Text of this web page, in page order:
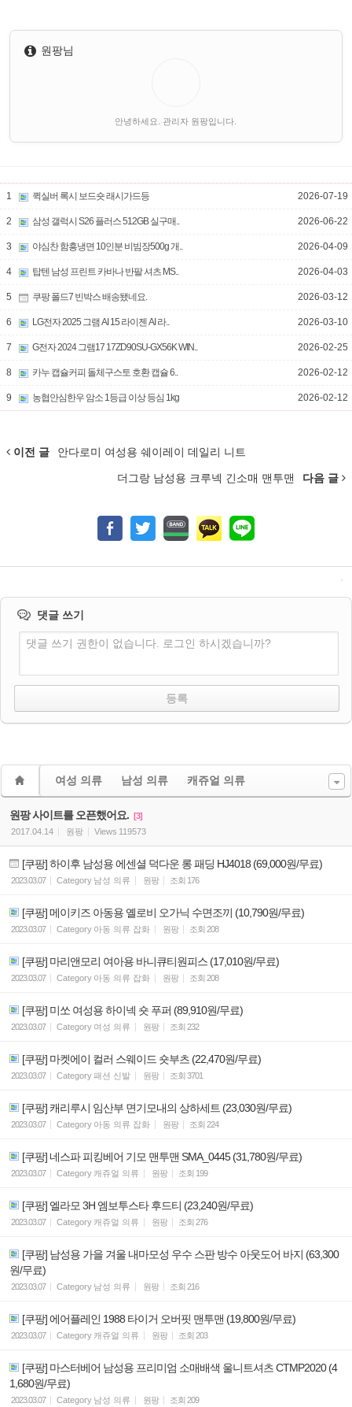
원팡님
안녕하세요. 관리자 원팡입니다.
1 퀵실버 록시 보드숏 래시가드등 2026-07-19
2 삼성 갤럭시 S26 플러스 512GB 실구매.. 2026-06-22
3 야심찬 함흥냉면 10인분 비빔장500g 개.. 2026-04-09
4 탑텐 남성 프린트 카바나 반팔 셔츠 MS.. 2026-04-03
5 쿠팡 폴드7 빈박스 배송됐네요. 2026-03-12
6 LG전자 2025 그램 AI 15 라이젠 AI 라.. 2026-03-10
7 G전자 2024 그램17 17ZD90SU-GX56K WIN.. 2026-02-25
8 카누 캡슐커피 돌체구스토 호환 캡슐 6.. 2026-02-12
9 농협안심한우 암소 1등급 이상 등심 1kg 2026-02-12
이전 글 안다로미 여성용 쉐이레이 데일리 니트
더그랑 남성용 크루넥 긴소매 맨투맨 다음 글
댓글 쓰기
댓글 쓰기 권한이 없습니다. 로그인 하시겠습니까?
여성 의류 남성 의류 캐쥬얼 의류
원팡 사이트를 오픈했어요. [3]
2017.04.14
원팡 Views 119573
[쿠팡] 하이후 남성용 에센셜 덕다운 롱 패딩 HJ4018 (69,000원/무료)
2023.03.07 Category 남성 의류 원팡 조회 176
[쿠팡] 메이키즈 아동용 옐로비 오가닉 수면조끼 (10,790원/무료)
2023.03.07 Category 아동 의류 잡화 원팡 조회 208
[쿠팡] 마리앤모리 여아용 바니큐티원피스 (17,010원/무료)
2023.03.07 Category 아동 의류 잡화 원팡 조회 208
[쿠팡] 미쏘 여성용 하이넥 숏 푸퍼 (89,910원/무료)
2023.03.07 Category 여성 의류 원팡 조회 232
[쿠팡] 마켓에이 컬러 스웨이드 숏부츠 (22,470원/무료)
2023.03.07 Category패션 신발 원팡 조회 3701
[쿠팡] 캐리루시 임산부 면기모내의 상하세트 (23,030원/무료)
2023.03.07 Category 아동 의류 잡화 원팡 조회 224
[쿠팡] 네스파 피킹베어 기모 맨투맨 SMA_0445 (31,780원/무료)
2023.03.07 Category 캐쥬얼 의류 원팡 조회 199
[쿠팡] 엘라모 3H 엠보투스타 후드티 (23,240원/무료)
2023.03.07 Category 캐쥬얼 의류 원팡 조회 276
[쿠팡] 남성용 가을 겨울 내마모성 우수 스판 방수 아웃도어 바지 (63,300
원/무료)
2023.03.07 Category 남성 의류 원팡 조회 216
[쿠팡] 에어플레인 1988 타이거 오버핏 맨투맨 (19,800원/무료)
2023.03.07 Category 캐쥬얼 의류 원팡 조회 203
[쿠팡] 마스터베어 남성용 프리미엄 소매배색 울니트셔츠 CTMP2020 (4
1,680원/무료)
2023.03.07 Category 남성 의류 원팡 조회 209